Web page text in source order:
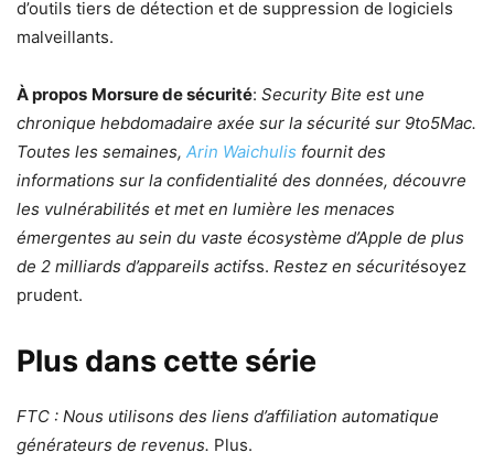
d’outils tiers de détection et de suppression de logiciels
malveillants.
À propos Morsure de sécurité: Security Bite est une
chronique hebdomadaire axée sur la sécurité sur 9to5Mac.
Toutes les semaines, Arin Waichulis fournit des
informations sur la confidentialité des données, découvre
les vulnérabilités et met en lumière les menaces
émergentes au sein du vaste écosystème d’Apple de plus
de 2 milliards d’appareils actifss. Restez en sécuritésoyez
prudent.
Plus dans cette série
FTC : Nous utilisons des liens d’affiliation automatique
générateurs de revenus. Plus.